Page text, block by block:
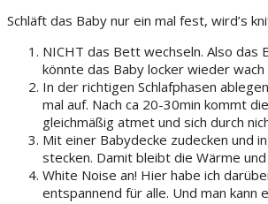
Schläft das Baby nur ein mal fest, wird’s
NICHT das Bett wechseln. Also das
könnte das Baby locker wieder wach
In der richtigen Schlafphasen
mal auf. Nach ca 20-30min kommt
gleichmäßig atmet und sich durch
Mit einer Babydecke zudecken und
stecken. Damit bleibt die Wärme
White Noise an! Hier habe ich
entspannend für alle. Und man kann